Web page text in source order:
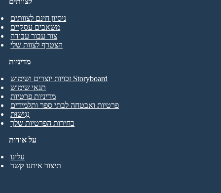
ניסיון חינם לצוותים
משאבים עסקיים
צור עבור עבודה
הצטרף לצוות שלי
על אודות
עלינו
תיצור איתנו קשר
מדיניות
זכויות יוצרים ושימוש Storyboard
תנאי שימוש
מדיניות פרטיות
פרטיות ואבטחה לבתי ספר ותלמידים
נְגִישׁוּת
בחירות הפרטיות שלך